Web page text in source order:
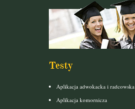
Testy
Aplikacja adwokacka i radcowska
Aplikacja komornicza